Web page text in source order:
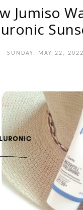
Jumiso
SUNDAY, MAY 22, 2022